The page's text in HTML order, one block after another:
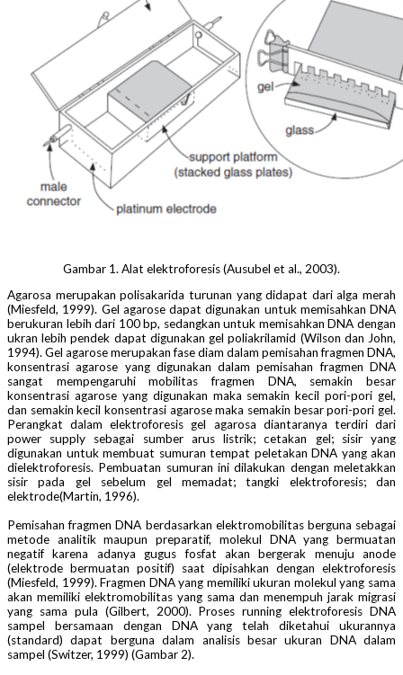
Gambar 1. Alat elektroforesis (Ausubel et al., 2003).
Agarosa merupakan polisakarida turunan yang didapat dari alga merah
(Miesfeld, 1999). Gel agarose dapat digunakan untuk memisahkan DNA
berukuran lebih dari 100 bp, sedangkan untuk memisahkan DNA dengan
ukran lebih pendek dapat digunakan gel poliakrilamid (Wilson dan John,
1994). Gel agarose merupakan fase diam dalam pemisahan fragmen DNA,
konsentrasi agarose yang digunakan dalam pemisahan fragmen DNA
sangat mempengaruhi mobilitas fragmen DNA, semakin besar
konsentrasi agarose yang digunakan maka semakin kecil pori-pori gel,
dan semakin kecil konsentrasi agarose maka semakin besar pori-pori gel.
Perangkat dalam elektroforesis gel agarosa diantaranya terdiri dari
power supply sebagai sumber arus listrik; cetakan gel; sisir yang
digunakan untuk membuat sumuran tempat peletakan DNA yang akan
dielektroforesis. Pembuatan sumuran ini dilakukan dengan meletakkan
sisir pada gel sebelum gel memadat; tangki elektroforesis; dan
elektrode(Martin, 1996).
Pemisahan fragmen DNA berdasarkan elektromobilitas berguna sebagai
metode analitik maupun preparatif, molekul DNA yang bermuatan
negatif karena adanya gugus fosfat akan bergerak menuju anode
(elektrode bermuatan positif) saat dipisahkan dengan elektroforesis
(Miesfeld, 1999). Fragmen DNA yang memiliki ukuran molekul yang sama
akan memiliki elektromobilitas yang sama dan menempuh jarak migrasi
yang sama pula (Gilbert, 2000). Proses running elektroforesis DNA
sampel bersamaan dengan DNA yang telah diketahui ukurannya
(standard) dapat berguna dalam analisis besar ukuran DNA dalam
sampel (Switzer, 1999) (Gambar 2).